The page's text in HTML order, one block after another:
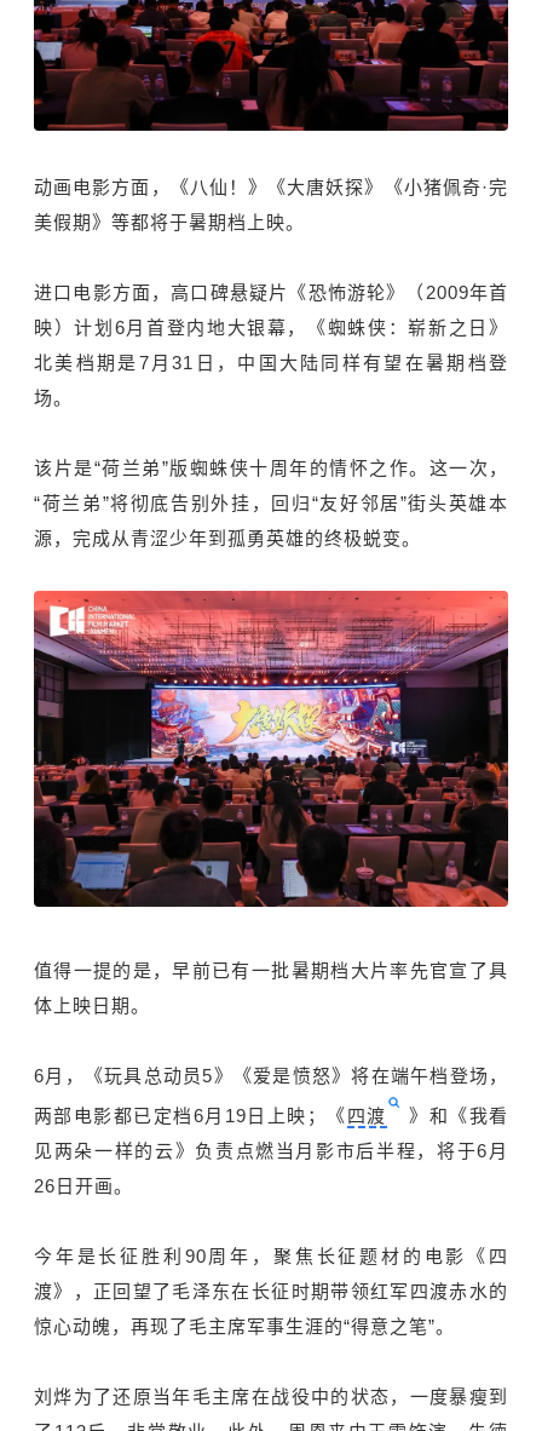
动画电影方面，《八仙！》《大唐妖探》《小猪佩奇·完
美假期》等都将于暑期档上映。
进口电影方面，高口碑悬疑片《恐怖游轮》（2009年首
映）计划6月首登内地大银幕，《蜘蛛侠：崭新之日》
北美档期是7月31日，中国大陆同样有望在暑期档登
场。
该片是“荷兰弟”版蜘蛛侠十周年的情怀之作。这一次，
“荷兰弟”将彻底告别外挂，回归“友好邻居”街头英雄本
源，完成从青涩少年到孤勇英雄的终极蜕变。
值得一提的是，早前已有一批暑期档大片率先官宣了具
体上映日期。
6月，《玩具总动员5》《爱是愤怒》将在端午档登场，
两部电影都已定档6月19日上映；《 四渡
》和《我看
见两朵一样的云》负责点燃当月影市后半程，将于6月
26日开画。
今年是长征胜利90周年，聚焦长征题材的电影《四
渡》，正回望了毛泽东在长征时期带领红军四渡赤水的
惊心动魄，再现了毛主席军事生涯的“得意之笔”。
刘烨为了还原当年毛主席在战役中的状态，一度暴瘦到